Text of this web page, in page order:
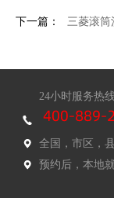
下一篇： 三菱滚筒
24小时服务热
全国，市区，
预约后，本地